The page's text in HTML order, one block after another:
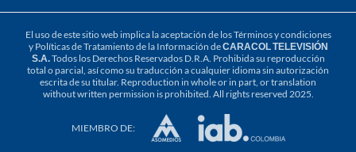
El uso de este sitio web implica la aceptación de losTérminos y condiciones
y Políticas de Tratamiento de la Información deCARACOL TELEVISIÓN
S.A.Todos los Derechos Reservados D.R.A. Prohibida su reproducción
total o parcial, así como su traducción a cualquier idioma sin autorización
escrita de su titular. Reproduction in whole or in part, or translation
without written permission is prohibited. All rights reserved 2025.
MIEMBRO DE: